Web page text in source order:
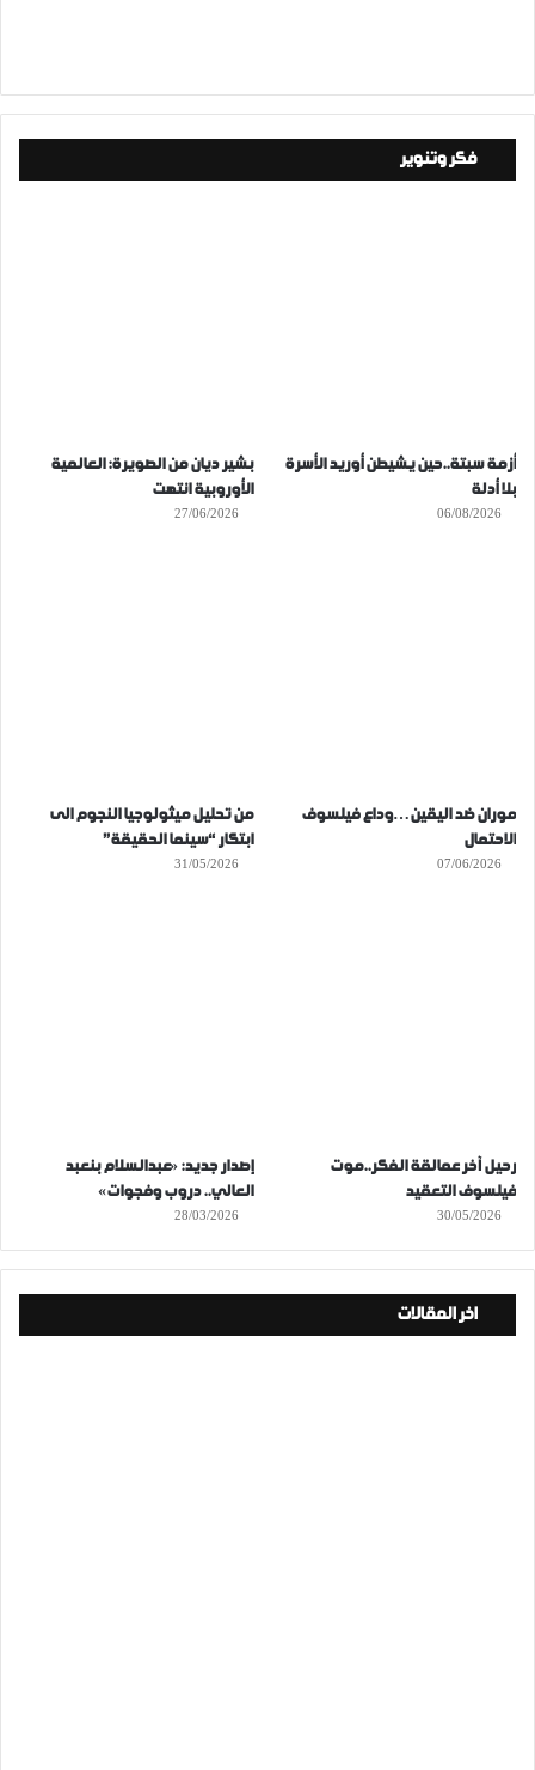
فكر وتنوير
أزمة سبتة..حين يشيطن أوريد الأسرة
بلا أدلة
06/08/2026
بشير ديان من الصويرة: العالمية
الأوروبية انتهت
27/06/2026
موران ضد اليقين…وداع فيلسوف
الاحتمال
07/06/2026
من تحليل ميثولوجيا النجوم الى
ابتكار “سينما الحقيقة”
31/05/2026
رحيل آخر عمالقة الفكر..موت
فيلسوف التعقيد
30/05/2026
إصدار جديد: «عبدالسلام بنعبد
العالي.. دروب وفجوات»
28/03/2026
اخر المقالات